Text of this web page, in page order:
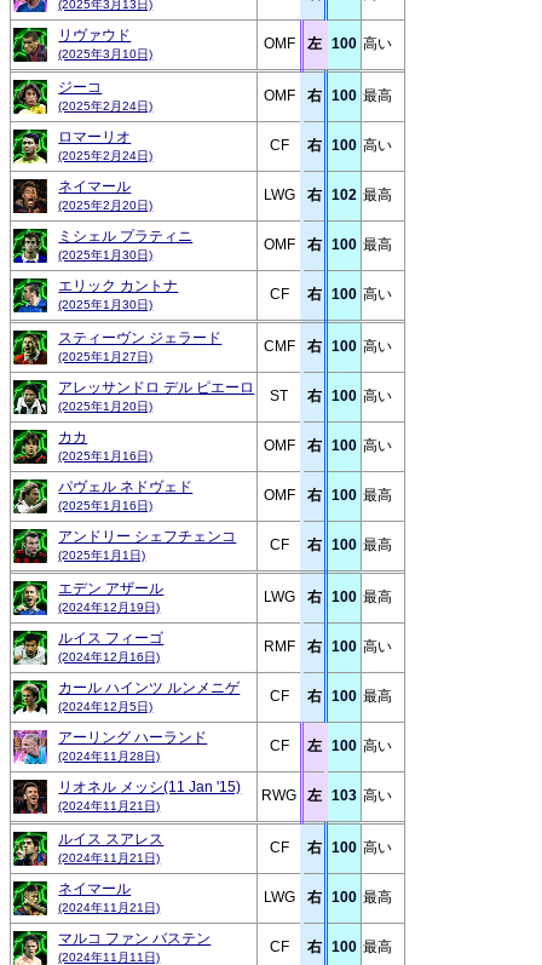
(2025年3月13日)
リヴァウド
(2025年3月10日)
OMF 左 100 高い
ジーコ
(2025年2月24日)
OMF 右 100 最高
ロマーリオ
(2025年2月24日)
CF 右 100 高い
ネイマール
(2025年2月20日)
LWG 右 102 最高
ミシェル プラティニ
(2025年1月30日)
OMF 右 100 最高
エリック カントナ
(2025年1月30日)
CF 右 100 高い
スティーヴン ジェラード
(2025年1月27日)
CMF 右 100 高い
アレッサンドロ デル ピエーロ
(2025年1月20日)
ST 右 100 高い
カカ
(2025年1月16日)
OMF 右 100 高い
パヴェル ネドヴェド
(2025年1月16日)
OMF 右 100 最高
アンドリー シェフチェンコ
(2025年1月1日)
CF 右 100 最高
エデン アザール
(2024年12月19日)
LWG 右 100 最高
ルイス フィーゴ
(2024年12月16日)
RMF 右 100 高い
カール ハインツ ルンメニゲ
(2024年12月5日)
CF 右 100 最高
アーリング ハーランド
(2024年11月28日)
CF 左 100 高い
リオネル メッシ(11 Jan '15)
(2024年11月21日)
RWG 左 103 高い
ルイス スアレス
(2024年11月21日)
CF 右 100 高い
ネイマール
(2024年11月21日)
LWG 右 100 最高
マルコ ファン バステン
(2024年11月11日)
CF 右 100 最高